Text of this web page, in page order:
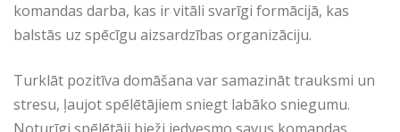
komandas darba, kas ir vitāli svarīgi formācijā, kas
balstās uz spēcīgu aizsardzības organizāciju.
Turklāt pozitīva domāšana var samazināt trauksmi un
stresu, ļaujot spēlētājiem sniegt labāko sniegumu.